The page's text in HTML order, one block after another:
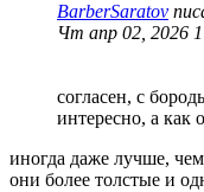
BarberSaratov
Чт апр 02, 2026
согласен, с
интересно, а как
иногда даже лучше,
они более толстые и